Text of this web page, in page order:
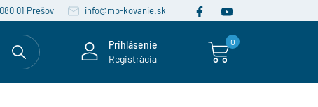
01 Prešov info@mb-kovanie.sk
Prihlásenie
Registrácia
0